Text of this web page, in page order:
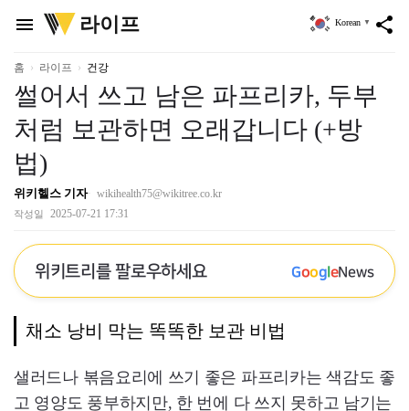
menu
위
키
리
라이프 share
Korean ▼
홈 라이프 건강
썰어서 쓰고 남은 파프리카, 두부
처럼 보관하면 오래갑니다 (+방
법)
위키헬스 기자 wikihealth75@wikitree.co.kr
작성일 2025-07-21 17:31
위키트리를 팔로우하세요 GoogleNews
채소 낭비 막는 똑똑한 보관 비법
샐러드나 볶음요리에 쓰기 좋은 파프리카는 색감도 좋
고 영양도 풍부하지만, 한 번에 다 쓰지 못하고 남기는